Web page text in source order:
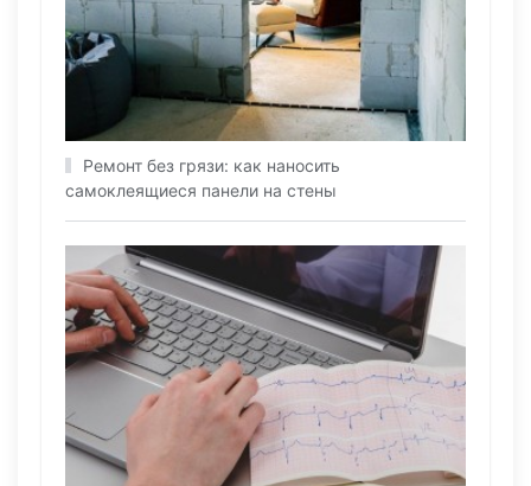
Ремонт без грязи: как наносить
самоклеящиеся панели на стены